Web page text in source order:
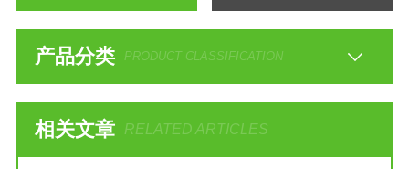
产品分类 PRODUCT CLASSIFICATION
相关文章 RELATED ARTICLES